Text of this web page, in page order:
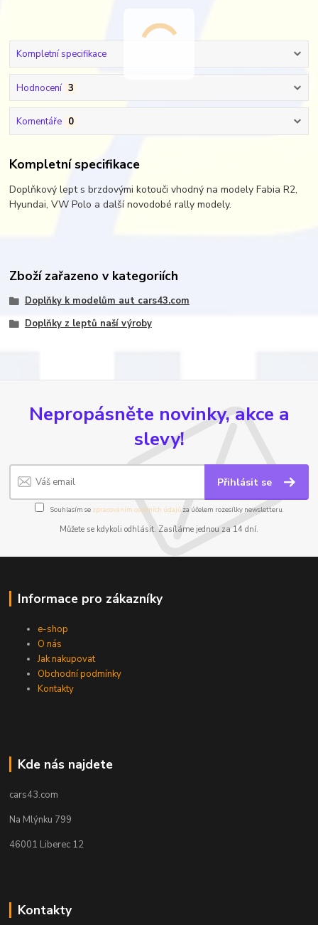
Kompletní specifikace
Hodnocení 3
Komentáře 0
Kompletní specifikace
Doplňkový lept s brzdovými kotouči vhodný na modely Fabia R2,
Hyundai, VW Polo a další novodobé rally modely.
Zboží zařazeno v kategoriích
Doplňky k modelům aut cars43.com
Doplňky z leptů naší výroby
Nepropásněte novinky, akce a
slevy!
Přihlásit se
Souhlasím se zpracováním osobních údajůza účelem rozesílky newsletteru.
Můžete se kdykoli odhlásit. Zasíláme jednou za 14 dní.
Informace pro zákazníky
e-shop
O nás
Jak nakupovat
Obchodní podmínky
Kontakty
Kde nás najdete
cars43.com
Na Mlýnku 799
46001 Liberec 12
Kontakty